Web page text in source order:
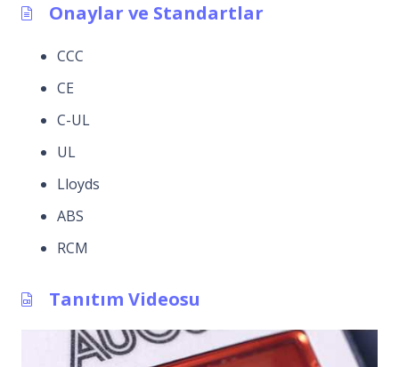
Onaylar ve Standartlar
CCC
CE
C-UL
UL
Lloyds
ABS
RCM
Tanıtım Videosu